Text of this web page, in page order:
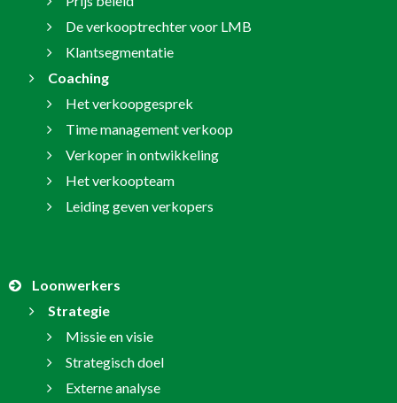
De verkooptrechter voor LMB
Klantsegmentatie
Coaching
Het verkoopgesprek
Time management verkoop
Verkoper in ontwikkeling
Het verkoopteam
Leiding geven verkopers
Loonwerkers
Strategie
Missie en visie
Strategisch doel
Externe analyse